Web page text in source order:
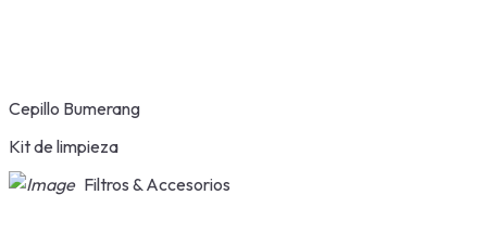
Cepillo Bumerang
Kit de limpieza
Filtros & Accesorios